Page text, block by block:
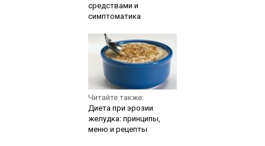
средствами и
симптоматика
Читайте также:
Диета при эрозии
желудка: принципы,
меню и рецепты